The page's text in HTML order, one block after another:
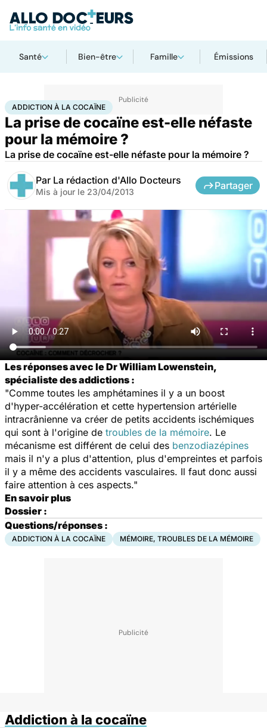
Santé Bien-être Famille Émissions
AccueilSanté Addiction à la cocaïne
ADDICTION À LA COCAÏNE
La prise de cocaïne est-elle néfaste
pour la mémoire ?
La prise de cocaïne est-elle néfaste pour la mémoire ?
Par La rédaction d'Allo Docteurs
Mis à jour le 23/04/2013
Partager
Les réponses avec le Dr William Lowenstein,
spécialiste des addictions :
"Comme toutes les amphétamines il y a un boost
d'hyper-accélération et cette hypertension artérielle
intracrânienne va créer de petits accidents ischémiques
qui sont à l'origine de troubles de la mémoire. Le
mécanisme est différent de celui des benzodiazépines
mais il n'y a plus d'attention, plus d'empreintes et parfois
il y a même des accidents vasculaires. Il faut donc aussi
faire attention à ces aspects."
En savoir plus
Dossier :
Questions/réponses :
ADDICTION À LA COCAÏNE MÉMOIRE, TROUBLES DE LA MÉMOIRE
Addiction à la cocaïne